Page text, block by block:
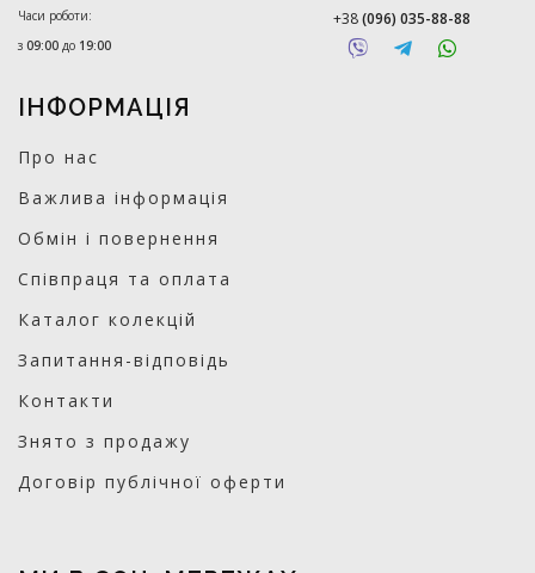
Часи роботи:
з 09:00 до 19:00
+38(096) 035-88-88
ІНФОРМАЦІЯ
Про нас
Важлива інформація
Обмін і повернення
Співпраця та оплата
Каталог колекцій
Запитання-відповідь
Контакти
Знято з продажу
Договір публічної оферти